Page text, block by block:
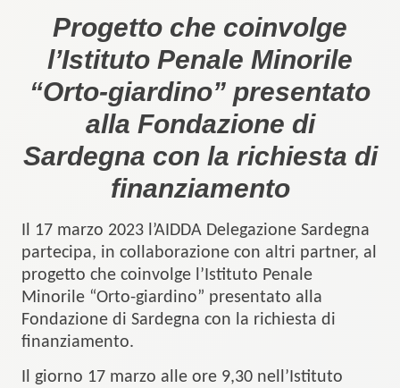
Progetto che coinvolge
l’Istituto Penale Minorile
“Orto-giardino” presentato
alla Fondazione di
Sardegna con la richiesta di
finanziamento
Il 17 marzo 2023 l’AIDDA Delegazione Sardegna
partecipa, in collaborazione con altri partner, al
progetto che coinvolge l’Istituto Penale
Minorile “Orto-giardino” presentato alla
Fondazione di Sardegna con la richiesta di
finanziamento.
Il giorno 17 marzo alle ore 9,30 nell’Istituto